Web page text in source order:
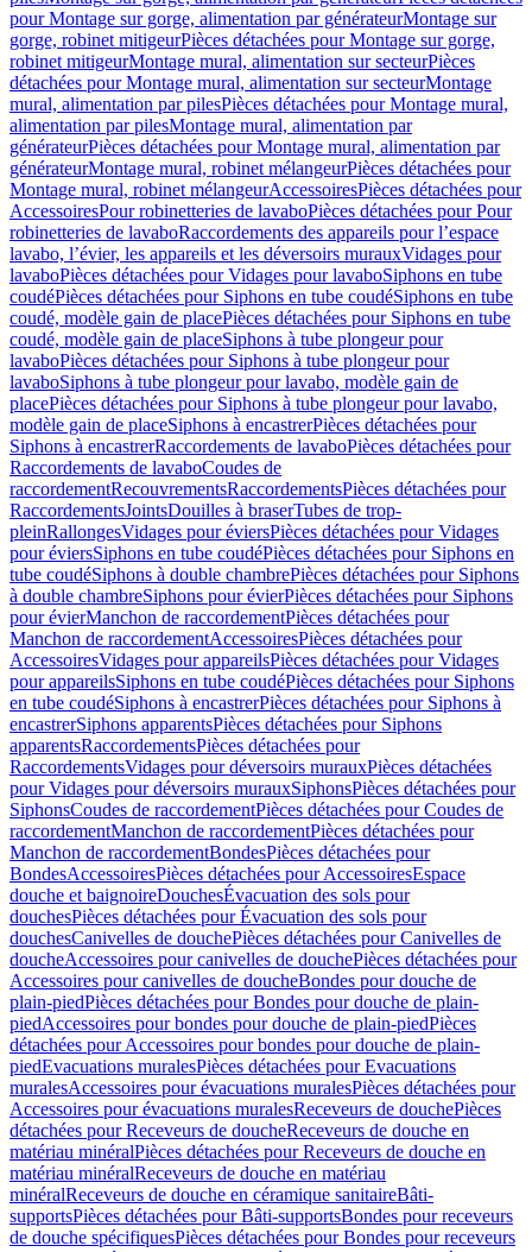
pour Montage sur gorge, alimentation par générateurMontage sur
gorge, robinet mitigeurPièces détachées pour Montage sur gorge,
robinet mitigeurMontage mural, alimentation sur secteurPièces
détachées pour Montage mural, alimentation sur secteurMontage
mural, alimentation par pilesPièces détachées pour Montage mural,
alimentation par pilesMontage mural, alimentation par
générateurPièces détachées pour Montage mural, alimentation par
générateurMontage mural, robinet mélangeurPièces détachées pour
Montage mural, robinet mélangeurAccessoiresPièces détachées pour
AccessoiresPour robinetteries de lavaboPièces détachées pour Pour
robinetteries de lavaboRaccordements des appareils pour l’espace
lavabo, l’évier, les appareils et les déversoirs murauxVidages pour
lavaboPièces détachées pour Vidages pour lavaboSiphons en tube
coudéPièces détachées pour Siphons en tube coudéSiphons en tube
coudé, modèle gain de placePièces détachées pour Siphons en tube
coudé, modèle gain de placeSiphons à tube plongeur pour
lavaboPièces détachées pour Siphons à tube plongeur pour
lavaboSiphons à tube plongeur pour lavabo, modèle gain de
placePièces détachées pour Siphons à tube plongeur pour lavabo,
modèle gain de placeSiphons à encastrerPièces détachées pour
Siphons à encastrerRaccordements de lavaboPièces détachées pour
Raccordements de lavaboCoudes de
raccordementRecouvrementsRaccordementsPièces détachées pour
RaccordementsJointsDouilles à braserTubes de trop-
pleinRallongesVidages pour éviersPièces détachées pour Vidages
pour éviersSiphons en tube coudéPièces détachées pour Siphons en
tube coudéSiphons à double chambrePièces détachées pour Siphons
à double chambreSiphons pour évierPièces détachées pour Siphons
pour évierManchon de raccordementPièces détachées pour
Manchon de raccordementAccessoiresPièces détachées pour
AccessoiresVidages pour appareilsPièces détachées pour Vidages
pour appareilsSiphons en tube coudéPièces détachées pour Siphons
en tube coudéSiphons à encastrerPièces détachées pour Siphons à
encastrerSiphons apparentsPièces détachées pour Siphons
apparentsRaccordementsPièces détachées pour
RaccordementsVidages pour déversoirs murauxPièces détachées
pour Vidages pour déversoirs murauxSiphonsPièces détachées pour
SiphonsCoudes de raccordementPièces détachées pour Coudes de
raccordementManchon de raccordementPièces détachées pour
Manchon de raccordementBondesPièces détachées pour
BondesAccessoiresPièces détachées pour AccessoiresEspace
douche et baignoireDouchesÉvacuation des sols pour
douchesPièces détachées pour Évacuation des sols pour
douchesCanivelles de douchePièces détachées pour Canivelles de
doucheAccessoires pour canivelles de douchePièces détachées pour
Accessoires pour canivelles de doucheBondes pour douche de
plain-piedPièces détachées pour Bondes pour douche de plain-
piedAccessoires pour bondes pour douche de plain-piedPièces
détachées pour Accessoires pour bondes pour douche de plain-
piedEvacuations muralesPièces détachées pour Evacuations
muralesAccessoires pour évacuations muralesPièces détachées pour
Accessoires pour évacuations muralesReceveurs de douchePièces
détachées pour Receveurs de doucheReceveurs de douche en
matériau minéralPièces détachées pour Receveurs de douche en
matériau minéralReceveurs de douche en matériau
minéralReceveurs de douche en céramique sanitaireBâti-
supportsPièces détachées pour Bâti-supportsBondes pour receveurs
de douche spécifiquesPièces détachées pour Bondes pour receveurs